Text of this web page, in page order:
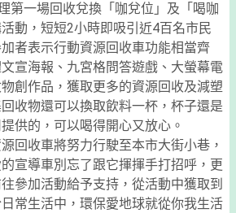
第一場回收兌換「咖兌位」及「喝咖
動，短短2小時即吸引近4百名市民
者表示行動資源回收車功能相當齊
宣海報、九宮格問答遊戲、大螢幕電
創作品，獲取更多的資源回收及減塑
收物還可以換取飲料一杯，杯子還是
供的，可以喝得開心又放心。
回收車將努力行駛至本市大街小巷，
宣導車別忘了跟它揮揮手打招呼，更
參加活動給予支持，從活動中獲取到
常生活中，環保愛地球就從你我生活